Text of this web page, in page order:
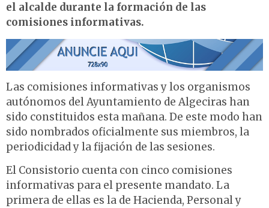
el alcalde durante la formación de las
comisiones informativas.
Las comisiones informativas y los organismos
autónomos del Ayuntamiento de Algeciras han
sido constituidos esta mañana. De este modo han
sido nombrados oficialmente sus miembros, la
periodicidad y la fijación de las sesiones.
El Consistorio cuenta con cinco comisiones
informativas para el presente mandato. La
primera de ellas es la de Hacienda, Personal y